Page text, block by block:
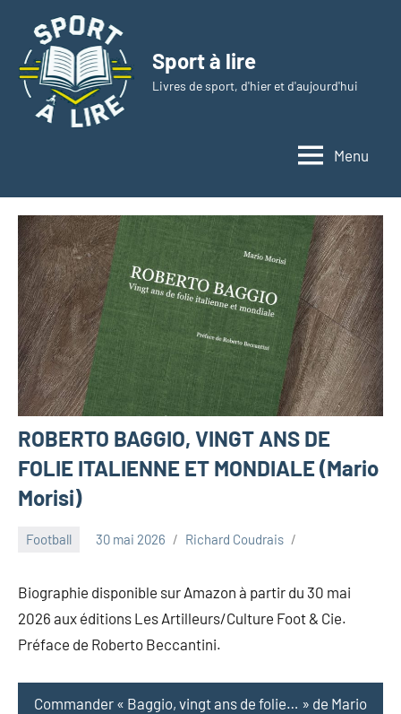
contenu
Sport à lire
Livres de sport, d'hier et d'aujourd'hui
Menu
ROBERTO BAGGIO, VINGT ANS DE
FOLIE ITALIENNE ET MONDIALE (Mario
Morisi)
Football 30 mai 2026 Richard Coudrais
Biographie disponible sur Amazon à partir du 30 mai
2026 aux éditions Les Artilleurs/Culture Foot & Cie.
Préface de Roberto Beccantini.
Commander « Baggio, vingt ans de folie… » de Mario